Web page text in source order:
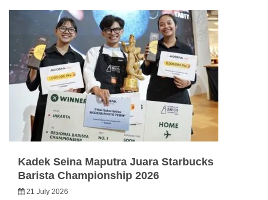
Kadek Seina Maputra Juara Starbucks
Barista Championship 2026
21 July 2026